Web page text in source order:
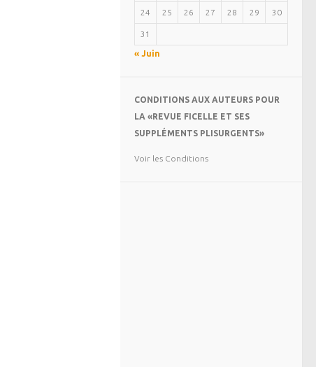
24 25 26 27 28 29 30
31
« Juin
CONDITIONS AUX AUTEURS POUR
LA «REVUE FICELLE ET SES
SUPPLÉMENTS PLISURGENTS»
Voir les Conditions